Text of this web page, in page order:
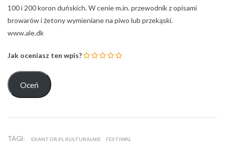
100 i 200 koron duńskich. W cenie m.in. przewodnik z opisami
browarów i żetony wymieniane na piwo lub przekąski.
www.ale.dk
Jak oceniasz ten wpis?
TAGI: EKANTOR.PL KULTURALNIE FESTIWAL